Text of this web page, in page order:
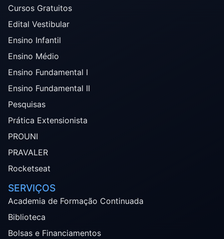
Cursos Gratuitos
Edital Vestibular
Ensino Infantil
Ensino Médio
Ensino Fundamental I
Ensino Fundamental II
Pesquisas
Prática Extensionista
PROUNI
PRAVALER
Rocketseat
SERVIÇOS
Academia de Formação Continuada
Biblioteca
Bolsas e Financiamentos